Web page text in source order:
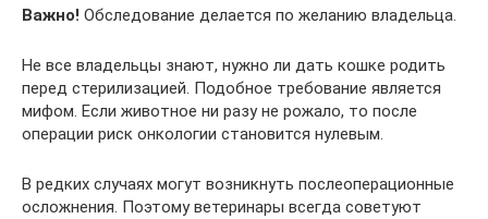
Важно! Обследование делается по желанию владельца.
Не все владельцы знают, нужно ли дать кошке родить
перед стерилизацией. Подобное требование является
мифом. Если животное ни разу не рожало, то после
операции риск онкологии становится нулевым.
В редких случаях могут возникнуть послеоперационные
осложнения. Поэтому ветеринары всегда советуют